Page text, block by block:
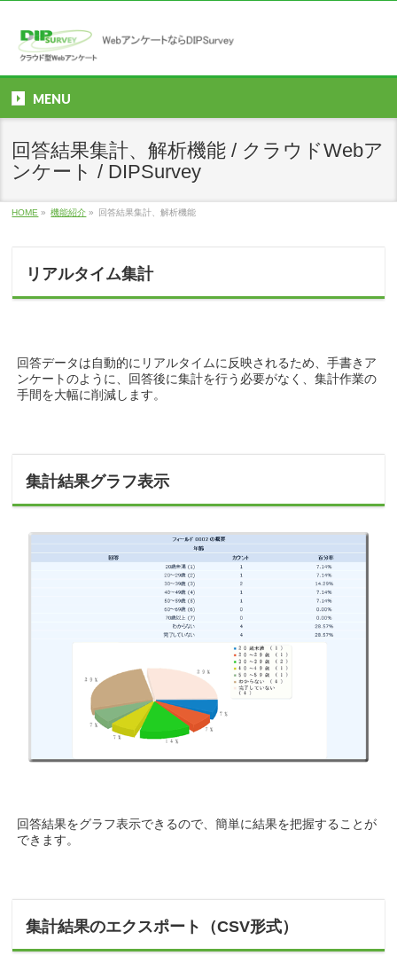
MENU
回答結果集計、解析機能 / クラウドWebア
ンケート / DIPSurvey
HOME » 機能紹介 » 回答結果集計、解析機能
リアルタイム集計
回答データは自動的にリアルタイムに反映されるため、手書きア
ンケートのように、回答後に集計を行う必要がなく、集計作業の
手間を大幅に削減します。
集計結果グラフ表示
回答結果をグラフ表示できるので、簡単に結果を把握することが
できます。
集計結果のエクスポート（CSV形式）